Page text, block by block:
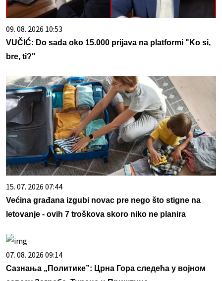
09. 08. 2026 10:53
VUČIĆ: Do sada oko 15.000 prijava na platformi "Ko si,
bre, ti?"
15. 07. 2026 07:44
Većina građana izgubi novac pre nego što stigne na
letovanje - ovih 7 troškova skoro niko ne planira
07. 08. 2026 09:14
Сазнања „Политике”: Црна Гора следећа у војном